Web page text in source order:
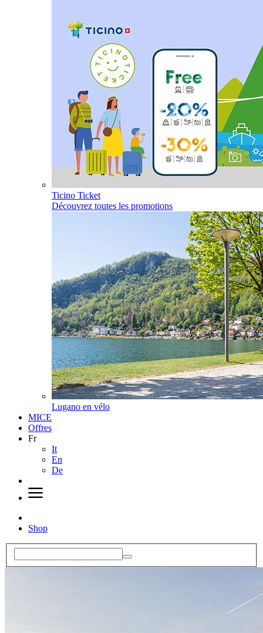
Ticino Ticket
Découvrez toutes les promotions
Lugano en vélo
MICE
Offres
Fr
It
En
De
Shop